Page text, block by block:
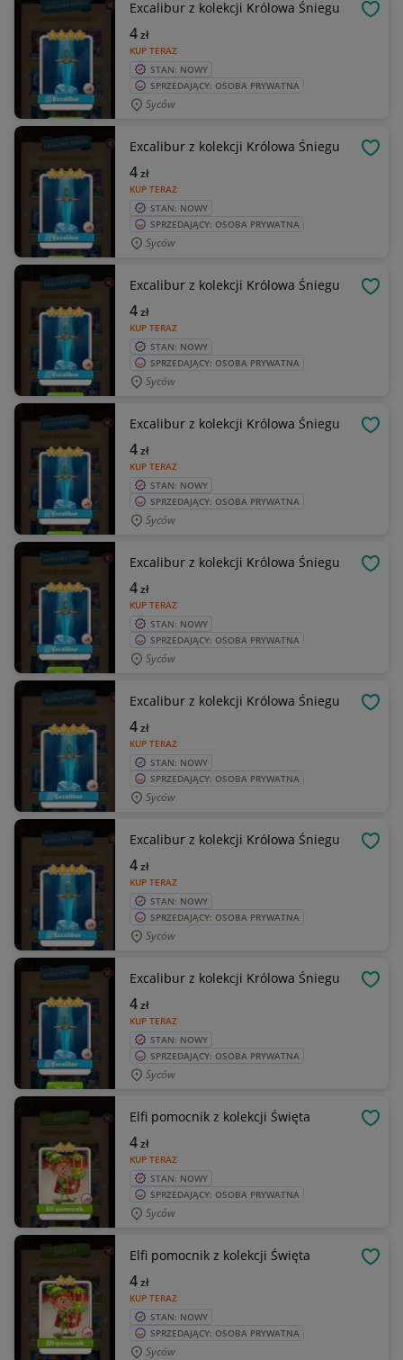
Excalibur z kolekcji Królowa Śniegu
KUP TERAZ
4zł
STAN: NOWY
SPRZEDAJĄCY: OSOBA PRYWATNA
Syców
Excalibur z kolekcji Królowa Śniegu
KUP TERAZ
4zł
STAN: NOWY
SPRZEDAJĄCY: OSOBA PRYWATNA
Syców
Excalibur z kolekcji Królowa Śniegu
KUP TERAZ
4zł
STAN: NOWY
SPRZEDAJĄCY: OSOBA PRYWATNA
Syców
Excalibur z kolekcji Królowa Śniegu
KUP TERAZ
4zł
STAN: NOWY
SPRZEDAJĄCY: OSOBA PRYWATNA
Syców
Excalibur z kolekcji Królowa Śniegu
KUP TERAZ
4zł
STAN: NOWY
SPRZEDAJĄCY: OSOBA PRYWATNA
Syców
Excalibur z kolekcji Królowa Śniegu
KUP TERAZ
4zł
STAN: NOWY
SPRZEDAJĄCY: OSOBA PRYWATNA
Syców
Excalibur z kolekcji Królowa Śniegu
KUP TERAZ
4zł
STAN: NOWY
SPRZEDAJĄCY: OSOBA PRYWATNA
Syców
Excalibur z kolekcji Królowa Śniegu
KUP TERAZ
4zł
STAN: NOWY
SPRZEDAJĄCY: OSOBA PRYWATNA
Syców
Elfi pomocnik z kolekcji Święta
KUP TERAZ
4zł
STAN: NOWY
SPRZEDAJĄCY: OSOBA PRYWATNA
Syców
Elfi pomocnik z kolekcji Święta
KUP TERAZ
4zł
STAN: NOWY
SPRZEDAJĄCY: OSOBA PRYWATNA
Syców